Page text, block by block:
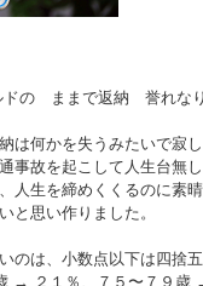
ドの ままで返納 誉れな
は何かを失うみたいで寂
事故を起こして人生台無
人生を締めくくるのに素
と思い作りました。
のは、小数点以下は四捨
→ ２１％、７５〜７９歳